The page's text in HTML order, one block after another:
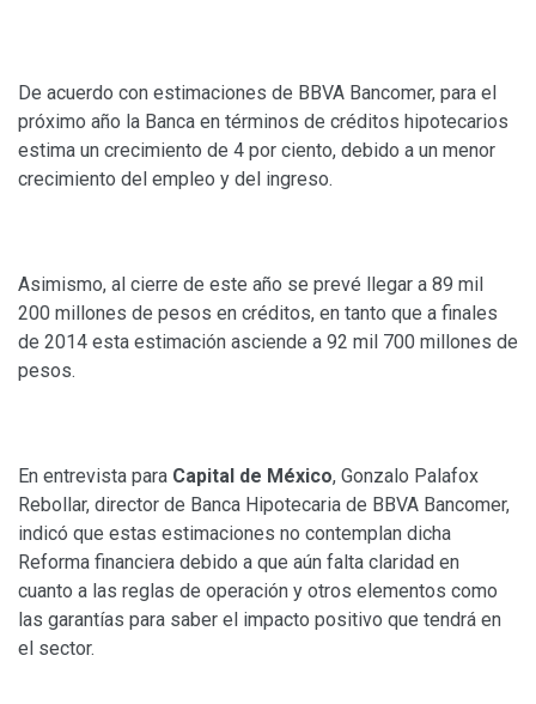
De acuerdo con estimaciones de BBVA Bancomer, para el
próximo año la Banca en términos de créditos hipotecarios
estima un crecimiento de 4 por ciento, debido a un menor
crecimiento del empleo y del ingreso.
Asimismo, al cierre de este año se prevé llegar a 89 mil
200 millones de pesos en créditos, en tanto que a finales
de 2014 esta estimación asciende a 92 mil 700 millones de
pesos.
En entrevista para Capital de México, Gonzalo Palafox
Rebollar, director de Banca Hipotecaria de BBVA Bancomer,
indicó que estas estimaciones no contemplan dicha
Reforma financiera debido a que aún falta claridad en
cuanto a las reglas de operación y otros elementos como
las garantías para saber el impacto positivo que tendrá en
el sector.